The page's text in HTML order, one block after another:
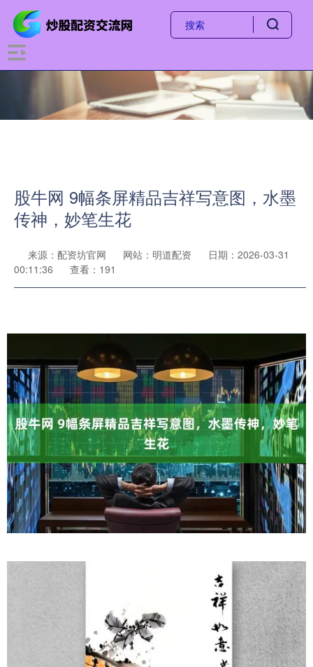
股牛网 9幅条屏精品吉祥写意图，水墨
传神，妙笔生花
来源：配资坊官网 网站：明道配资
日期：2026-03-31
00:11:36
查看：191